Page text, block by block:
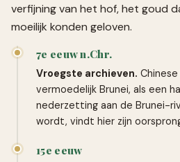
verfijning van het hof, het goud
moeilijk konden geloven.
7e eeuw n.Chr.
Vroegste archieven.
vermoedelijk Brunei, als een
nederzetting aan de Brunei-
wordt, vindt hier zijn
15e eeuw